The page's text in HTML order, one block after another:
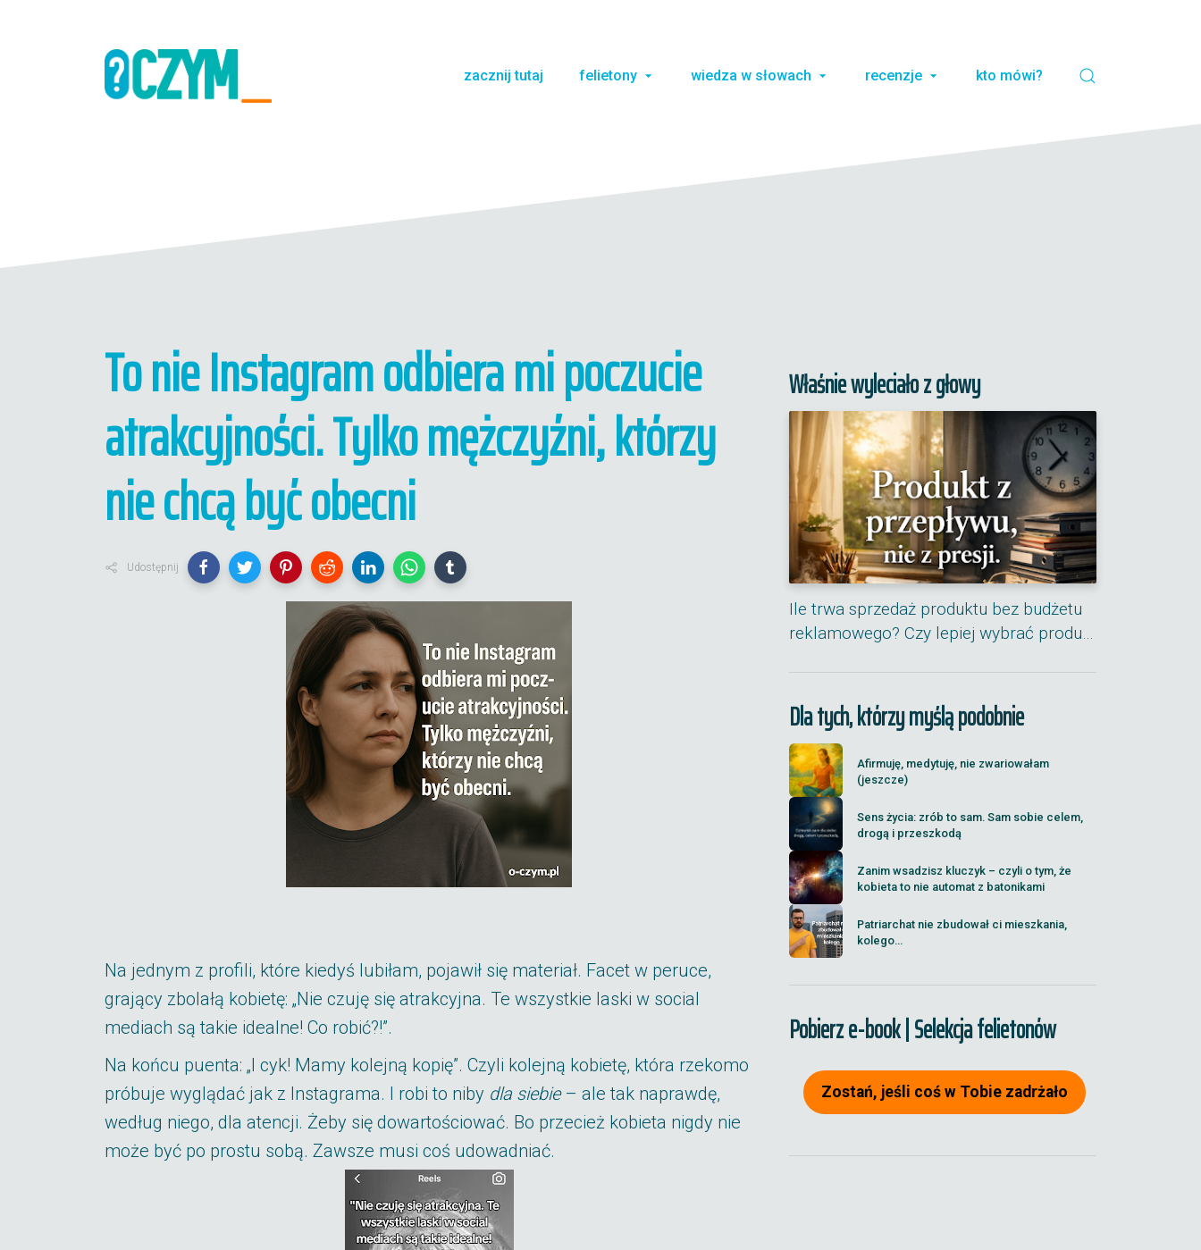
zacznij tutaj felietony wiedza w słowach recenzje kto mówi?
To nie Instagram odbiera mi poczucie
atrakcyjności. Tylko mężczyźni, którzy
nie chcą być obecni
Udostępnij
Na jednym z profili, które kiedyś lubiłam, pojawił się materiał. Facet w peruce,
grający zbolałą kobietę: „Nie czuję się atrakcyjna. Te wszystkie laski w social
mediach są takie idealne! Co robić?!”.
Na końcu puenta: „I cyk! Mamy kolejną kopię”. Czyli kolejną kobietę, która rzekomo
próbuje wyglądać jak z Instagrama. I robi to niby dla siebie– ale tak naprawdę,
według niego, dla atencji. Żeby się dowartościować. Bo przecież kobieta nigdy nie
może być po prostu sobą. Zawsze musi coś udowadniać.
Właśnie wyleciało z głowy
Ile trwa sprzedaż produktu bez budżetu
reklamowego? Czy lepiej wybrać produ…
Dla tych, którzy myślą podobnie
Afirmuję, medytuję, nie zwariowałam
(jeszcze)
Sens życia: zrób to sam. Sam sobie celem,
drogą i przeszkodą
Zanim wsadzisz kluczyk – czyli o tym, że
kobieta to nie automat z batonikami
Patriarchat nie zbudował ci mieszkania,
kolego...
Pobierz e-book | Selekcja felietonów
Zostań, jeśli coś w Tobie zadrżało